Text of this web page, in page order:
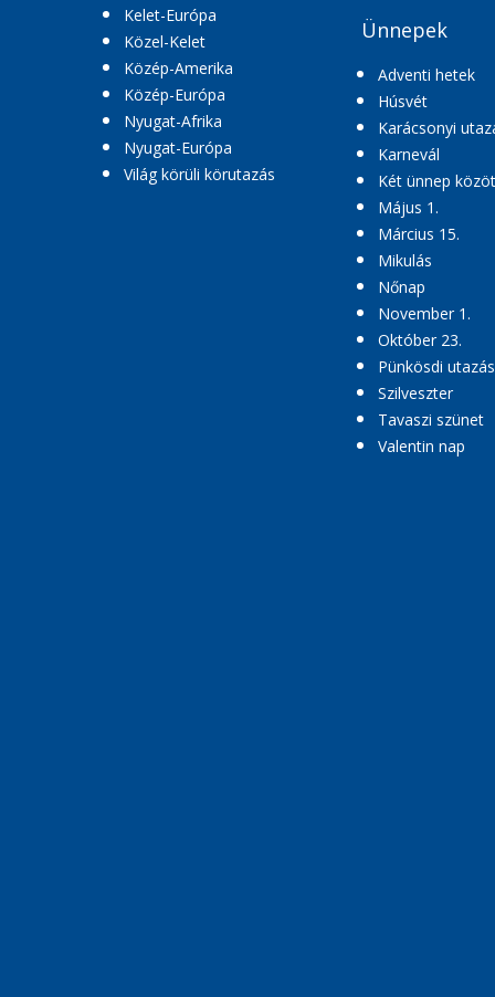
Kelet-Európa
Közel-Kelet
Közép-Amerika
Közép-Európa
Nyugat-Afrika
Nyugat-Európa
Világ körüli körutazás
Ünnepek
Adventi hetek
Húsvét
Karácsonyi
Karnevál
Két ünnep
Május 1.
Március 15.
Mikulás
Nőnap
November 1.
Október 23.
Pünkösdi utazás
Szilveszter
Tavaszi szünet
Valentin nap